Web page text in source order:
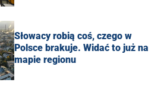
Słowacy robią coś, czego w
Polsce brakuje. Widać to już na
mapie regionu